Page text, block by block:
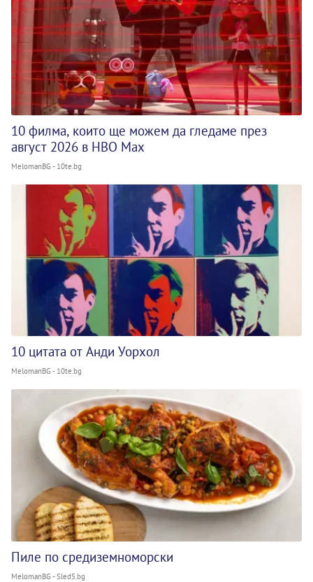
10 филма, които ще можем да гледаме през
август 2026 в HBO Max
MelomanBG - 10te.bg
10 цитата от Анди Уорхол
MelomanBG - 10te.bg
Пиле по средиземноморски
MelomanBG - Sled5.bg